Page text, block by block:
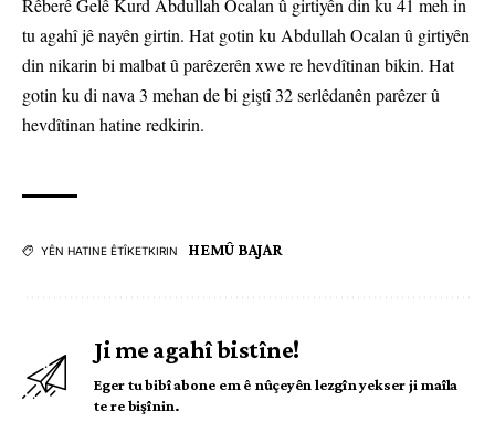
Rêberê Gelê Kurd Abdullah Ocalan û girtiyên din ku 41 meh in
tu agahî jê nayên girtin. Hat gotin ku Abdullah Ocalan û girtiyên
din nikarin bi malbat û parêzerên xwe re hevdîtinan bikin. Hat
gotin ku di nava 3 mehan de bi giştî 32 serlêdanên parêzer û
hevdîtinan hatine redkirin.
YÊN HATINE ÊTÎKETKIRIN HEMÛ BAJAR
Ji me agahî bistîne!
Eger tu bibî abone em ê nûçeyên lezgîn yekser ji maîla
te re bişînin.